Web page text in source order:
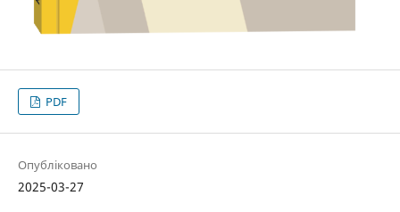
PDF
Опубліковано
2025-03-27